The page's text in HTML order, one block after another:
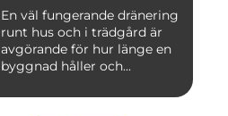
En väl fungerande dränering
runt hus och i trädgård är
avgörande för hur länge en
byggnad håller och...